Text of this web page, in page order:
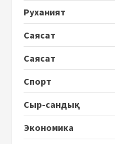
Руханият
Саясат
Саясат
Спорт
Сыр-сандық
Экономика